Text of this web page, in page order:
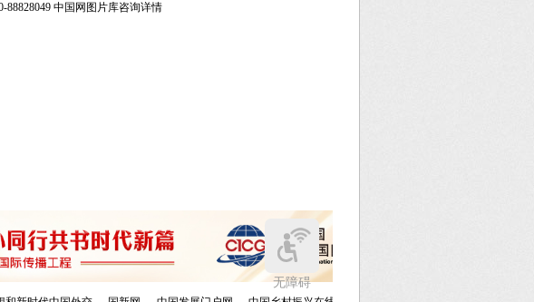
88828049 中国网图片库咨询详情